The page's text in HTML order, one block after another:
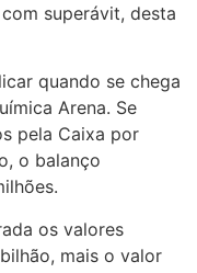
superávit, desta
quando se chega
Arena. Se
pela Caixa por
o balanço
os valores
mais o valor